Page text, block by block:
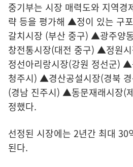
중기부는 시장 매력도와 지역경
략 등을 평가해 ▲정이 있는 구
갈치시장 (부산 중구) ▲광주양
창전통시장(대전 중구) ▲정원
정선아리랑시장(강원 정선군)
청주시) ▲경산공설시장(경북
(경남 진주시) ▲동문재래시장(
정했다.
선정된 시장에는 2년간 최대 30
된다.